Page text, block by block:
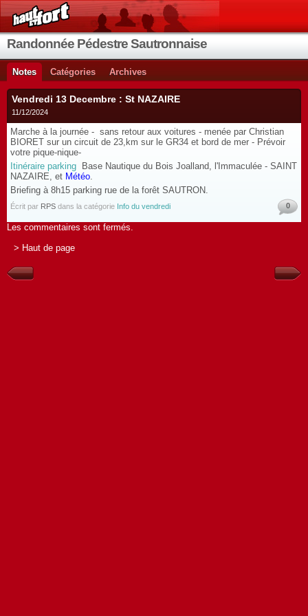
Randonnée Pédestre Sautronnaise
Notes Catégories Archives
Vendredi 13 Decembre : St NAZAIRE
11/12/2024
Marche à la journée - sans retour aux voitures - menée par Christian
BIORET sur un circuit de 23,km sur le GR34 et bord de mer - Prévoir
votre pique-nique-
Itinéraire parking
Base Nautique du Bois Joalland, l'Immaculée - SAINT
NAZAIRE, et Météo.
Briefing à 8h15 parking rue de la forêt SAUTRON.
Écrit par RPS dans la catégorie Info du vendredi 0
Les commentaires sont fermés.
> Haut de page